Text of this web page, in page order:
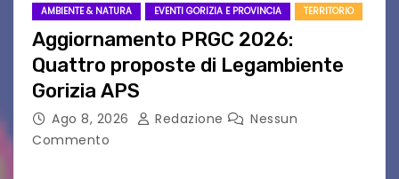
AMBIENTE & NATURA EVENTI GORIZIA E PROVINCIA TERRITORIO
Aggiornamento PRGC 2026:
Quattro proposte di Legambiente
Gorizia APS
Ago 8, 2026 Redazione
Nessun
Commento